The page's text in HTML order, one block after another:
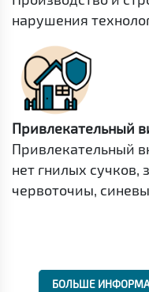
нарушения
Привлекательный
Привлекательный
нет гнилых сучков,
червоточиы,
БОЛЬШЕ